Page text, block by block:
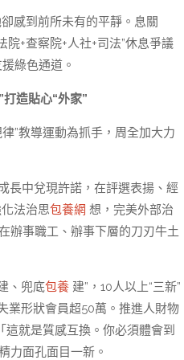
感到前所未有的平靜。息關
+查察院+人社+司法”休息爭議
綠色通道。
造貼心“外家”
”教導運動為抓手，周全加大力
長中兌現許諾，在評選表揚、經
化法治思包養網 想，完美外部治
辦事職工、辦事下層的刀刃牛土
、兜底包養 建”，10人以上“三新”
業形狀會員超50萬。推進人財物
就是質感互換。你必須體會到
力面孔面目一新。